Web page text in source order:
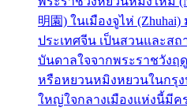
明園) ในเมืองจูไห่
ประเทศจีน เป็นสวนและส
บันดาลใจจากพระราชวังฤดู
หรือหยวนหมิงหยวนในกรุ
ใหญ่ใจกลางเมืองแห่งนี้มี